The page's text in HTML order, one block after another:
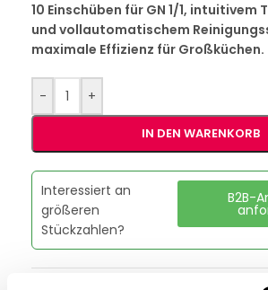
10 Einschüben für GN 1/1, intuitivem
und vollautomatischem
maximale Effizienz für Großküchen.
- +
IN DEN WARENKORB
Interessiert an
größeren
Stückzahlen?
B2B-